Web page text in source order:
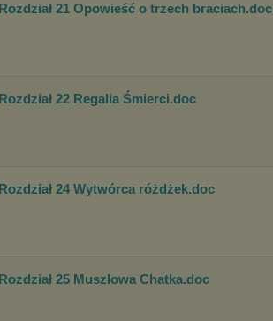
Rozdział 21 Opowieść o trzech braciach.doc
Rozdział 22 Regalia Śmierci.doc
Rozdział 24 Wytwórca różdżek.doc
Rozdział 25 Muszlowa Chatka.doc